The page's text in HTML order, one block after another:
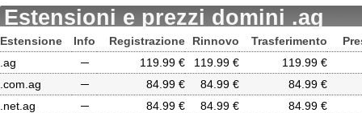
Estensioni e prezzi domini .ag
Estensione Info Registrazione Rinnovo Trasferimento
.ag
─ 119.99 € 119.99 €
119.99 €
.com.ag
─ 84.99 € 84.99 €
84.99 €
.net.ag
─ 84.99 € 84.99 €
84.99 €